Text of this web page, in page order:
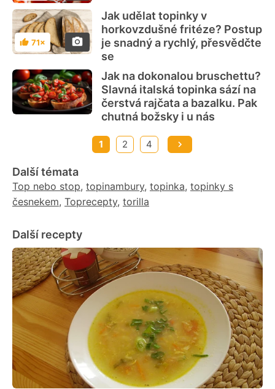
Hodnocení
71×
Jak udělat topinky v
horkovzdušné fritéze? Postup
je snadný a rychlý, přesvědčte
se
Jak na dokonalou bruschettu?
Slavná italská topinka sází na
čerstvá rajčata a bazalku. Pak
chutná božsky i u nás
1 2 4
Další témata
Top nebo stop, topinambury, topinka, topinky s
česnekem, Toprecepty, torilla
Další recepty